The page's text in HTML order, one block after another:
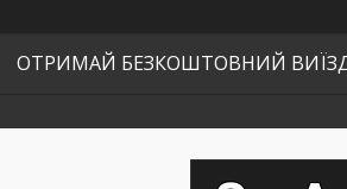
ОТРИМАЙ БЕЗКОШТОВНИЙ